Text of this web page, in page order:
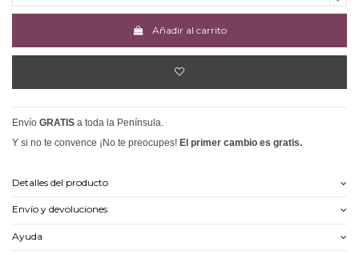
Añadir al carrito
Envío GRATIS a toda la Península.
Y si no te convence ¡No te preocupes! El primer cambio es gratis.
Detalles del producto
Envío y devoluciones
Ayuda